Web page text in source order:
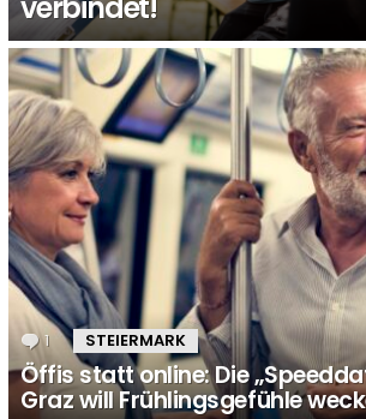
1 Kommentar
STEIERMARK
Öffis statt online: Die
Graz will Frühlingsgefühle